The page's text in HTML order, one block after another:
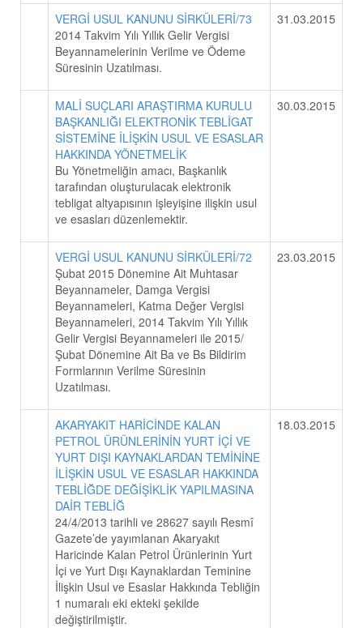
VERGİ USUL KANUNU SİRKÜLERİ/73
2014 Takvim Yılı Yıllık Gelir Vergisi
Beyannamelerinin Verilme ve Ödeme
Süresinin Uzatılması.
31.03.2015
MALİ SUÇLARI ARAŞTIRMA KURULU
BAŞKANLIĞI ELEKTRONİK TEBLİGAT
SİSTEMİNE İLİŞKİN USUL VE ESASLAR
HAKKINDA YÖNETMELİK
Bu Yönetmeliğin amacı, Başkanlık
tarafından oluşturulacak elektronik
tebligat altyapısının işleyişine ilişkin usul
ve esasları düzenlemektir.
30.03.2015
VERGİ USUL KANUNU SİRKÜLERİ/72
Şubat 2015 Dönemine Ait Muhtasar
Beyannameler, Damga Vergisi
Beyannameleri, Katma Değer Vergisi
Beyannameleri, 2014 Takvim Yılı Yıllık
Gelir Vergisi Beyannameleri ile 2015/
Şubat Dönemine Ait Ba ve Bs Bildirim
Formlarının Verilme Süresinin
Uzatılması.
23.03.2015
AKARYAKIT HARİCİNDE KALAN
PETROL ÜRÜNLERİNİN YURT İÇİ VE
YURT DIŞI KAYNAKLARDAN TEMİNİNE
İLİŞKİN USUL VE ESASLAR HAKKINDA
TEBLİĞDE DEĞİŞİKLİK YAPILMASINA
DAİR TEBLİĞ
24/4/2013 tarihli ve 28627 sayılı Resmî
Gazete’de yayımlanan Akaryakıt
Haricinde Kalan Petrol Ürünlerinin Yurt
İçi ve Yurt Dışı Kaynaklardan Teminine
İlişkin Usul ve Esaslar Hakkında Tebliğin
1 numaralı eki ekteki şekilde
değiştirilmiştir.
18.03.2015